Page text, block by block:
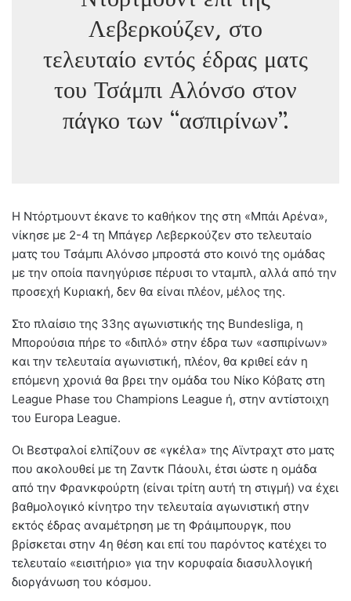
Λεβερκούζεν, στο
τελευταίο εντός έδρας ματς
του Τσάμπι Αλόνσο στον
πάγκο των “ασπιρίνων”.
Η Ντόρτμουντ έκανε το καθήκον της στη «Μπάι Αρένα»,
νίκησε με 2-4 τη Μπάγερ Λεβερκούζεν στο τελευταίο
ματς του Τσάμπι Αλόνσο μπροστά στο κοινό της ομάδας
με την οποία πανηγύρισε πέρυσι το νταμπλ, αλλά από την
προσεχή Κυριακή, δεν θα είναι πλέον, μέλος της.
Στο πλαίσιο της 33ης αγωνιστικής της Bundesliga, η
Μπορούσια πήρε το «διπλό» στην έδρα των «ασπιρίνων»
και την τελευταία αγωνιστική, πλέον, θα κριθεί εάν η
επόμενη χρονιά θα βρει την ομάδα του Νίκο Κόβατς στη
League Phase του Champions League ή, στην αντίστοιχη
του Europa League.
Οι Βεστφαλοί ελπίζουν σε «γκέλα» της Αϊντραχτ στο ματς
που ακολουθεί με τη Ζαντκ Πάουλι, έτσι ώστε η ομάδα
από την Φρανκφούρτη (είναι τρίτη αυτή τη στιγμή) να έχει
βαθμολογικό κίνητρο την τελευταία αγωνιστική στην
εκτός έδρας αναμέτρηση με τη Φράιμπουργκ, που
βρίσκεται στην 4η θέση και επί του παρόντος κατέχει το
τελευταίο «εισιτήριο» για την κορυφαία διασυλλογική
διοργάνωση του κόσμου.